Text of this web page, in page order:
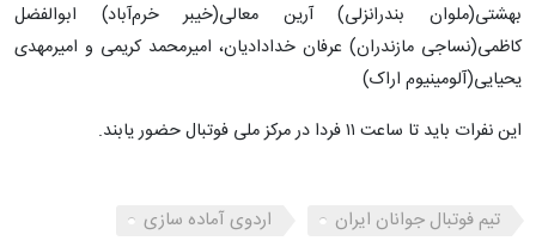
بهشتی(ملوان بندرانزلی) آرین معالی(خیبر خرم‌آباد) ابوالفضل
کاظمی(نساجی مازندران) عرفان خدادادیان، امیرمحمد کریمی و امیرمهدی
یحیایی(آلومینیوم اراک)
این نفرات باید تا ساعت ۱۱ فردا در مرکز ملی فوتبال حضور یابند.
تیم فوتبال جوانان ایران
اردوی آماده سازی